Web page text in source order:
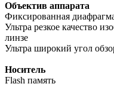
Объектив аппарата
Фиксированная
Ультра резкое качество
линзе
Ультра широкий угол
Носитель
Flash память